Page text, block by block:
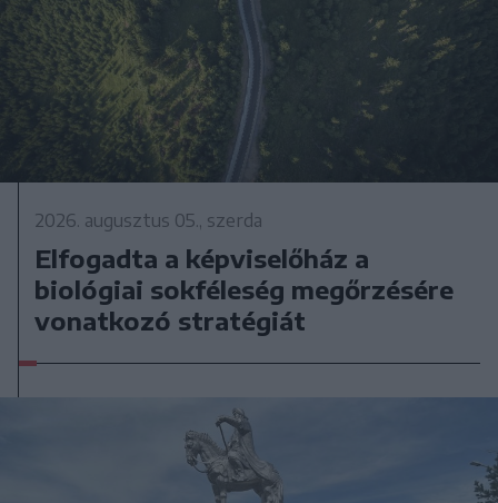
2026. augusztus 05., szerda
Elfogadta a képviselőház a
biológiai sokféleség megőrzésére
vonatkozó stratégiát